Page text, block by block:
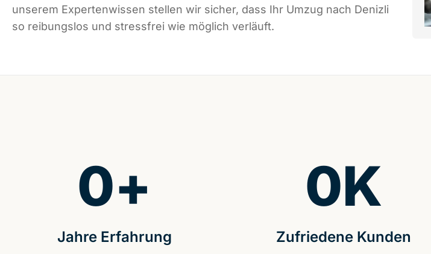
unserem Expertenwissen stellen wir sicher, dass Ihr Umzug nach Denizli
so reibungslos und stressfrei wie möglich verläuft.
Jahre Erfahrung
0+
Zufriedene Kunden
0K